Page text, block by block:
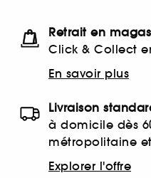
Retrait en
Click & Collect
En savoir plus
Livraison
à domicile dès
métropolitaine
Explorer l'offre